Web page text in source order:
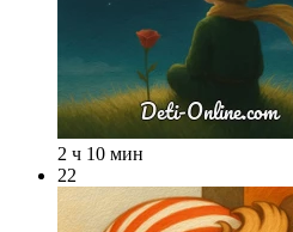
2 ч 10 мин
22